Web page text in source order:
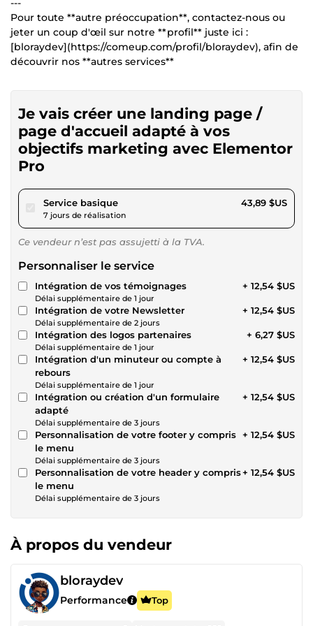
---
Pour toute **autre préoccupation**, contactez-nous ou
jeter un coup d'œil sur notre **profil** juste ici :
[bloraydev](https://comeup.com/profil/bloraydev), afin de
découvrir nos **autres services**
Je vais créer une landing page /
page d'accueil adapté à vos
objectifs marketing avec Elementor
Pro
Service basiquepour 40,45 $US
7 jours de réalisation
43,89 $US
Ce vendeur n’est pas assujetti à la TVA.
Personnaliser le service
Intégration de vos témoignages
Délai supplémentaire de 1 jour
+ 12,54 $US
Intégration de votre Newsletter
Délai supplémentaire de 2 jours
+ 12,54 $US
Intégration des logos partenaires
Délai supplémentaire de 1 jour
+ 6,27 $US
Intégration d'un minuteur ou compte à
rebours
Délai supplémentaire de 1 jour
+ 12,54 $US
Intégration ou création d'un formulaire
adapté
Délai supplémentaire de 3 jours
+ 12,54 $US
Personnalisation de votre footer y compris
le menu
Délai supplémentaire de 3 jours
+ 12,54 $US
Personnalisation de votre header y compris
le menu
Délai supplémentaire de 3 jours
+ 12,54 $US
À propos du vendeur
bloraydev
Performance Top